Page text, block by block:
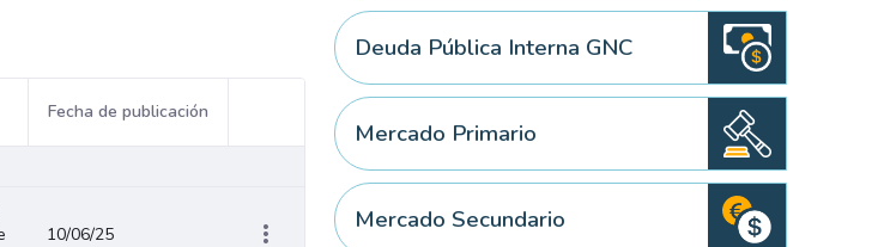
Fecha de publicación
Acciones del elemento
10/06/25
Deuda Pública Interna GNC
Mercado Primario
Mercado Secundario